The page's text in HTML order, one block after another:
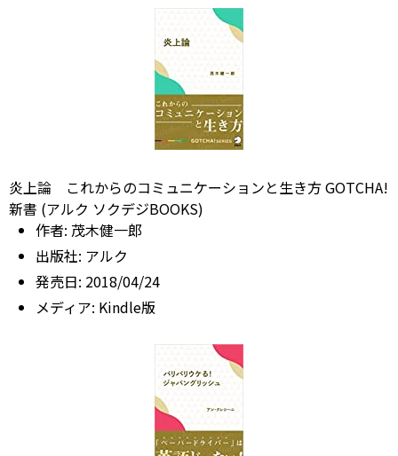
炎上論 これからのコミュニケーションと生き方 GOTCHA!
新書 (アルク ソクデジBOOKS)
作者: 茂木健一郎
出版社: アルク
発売日: 2018/04/24
メディア: Kindle版